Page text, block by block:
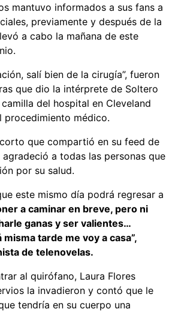
mantuvo informados a sus fans a
previamente y después de la
a cabo la mañana de este
salí bien de la cirugía”, fueron
que dio la intérprete de Soltero
del hospital en Cleveland
procedimiento médico.
que compartió en su feed de
a todas las personas que
por su salud.
este mismo día podrá regresar a
a caminar en breve, pero ni
ganas y ser valientes…
tarde me voy a casa”,
de telenovelas.
al quirófano, Laura Flores
la invadieron y contó que le
tendría en su cuerpo una